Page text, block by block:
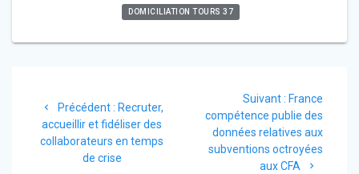
DOMICILIATION TOURS 37
de
l’article
Précédent : Article
précédent
:
Recruter,
accueillir et fidéliser des
collaborateurs en temps
de crise
Suivant : Article
suivant
:
France
compétence publie des
données relatives aux
subventions octroyées
aux CFA